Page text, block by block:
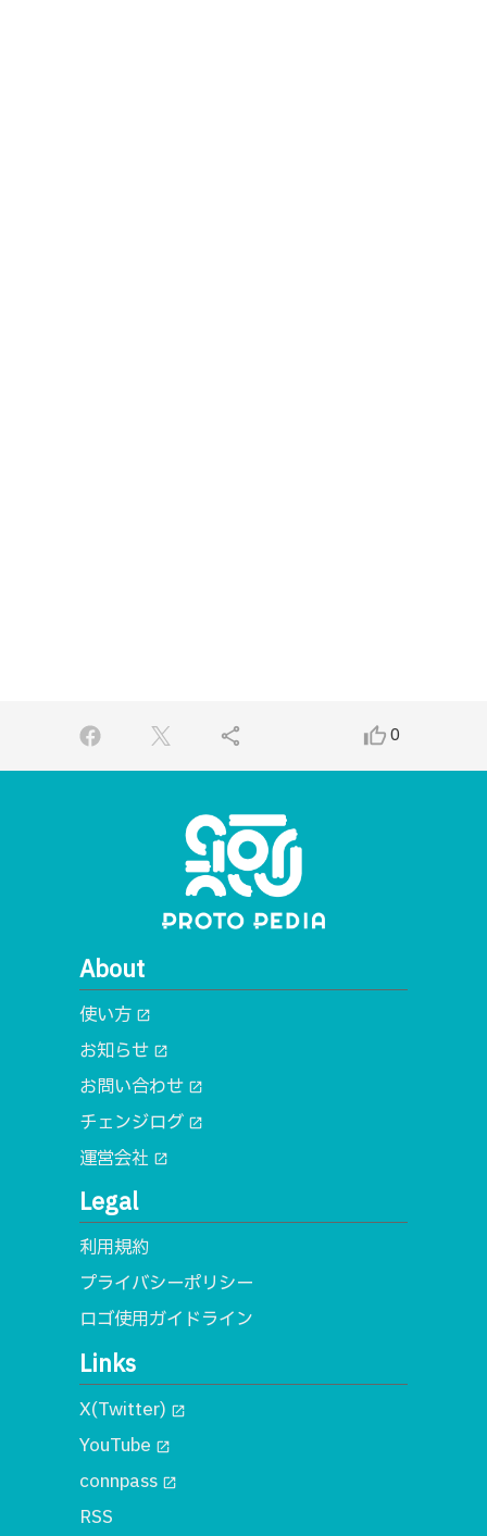
share thumb_up_alt0
About
使い方 open_in_new
お知らせ open_in_new
お問い合わせ open_in_new
チェンジログ open_in_new
運営会社 open_in_new
Legal
利用規約
プライバシーポリシー
ロゴ使用ガイドライン
Links
X(Twitter) open_in_new
YouTube open_in_new
connpass open_in_new
RSS